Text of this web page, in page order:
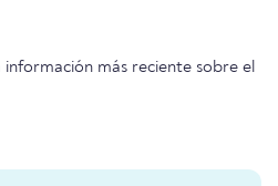
más reciente sobre el